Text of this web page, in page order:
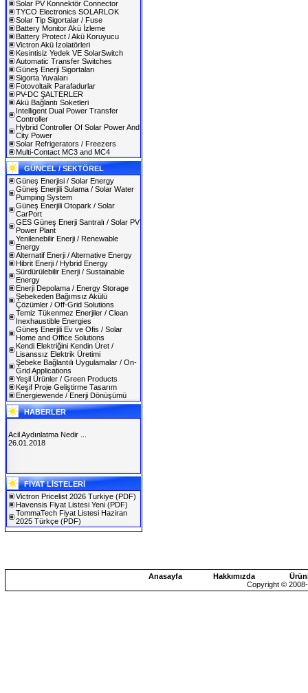
Solar PV Konnektör Connector
TYCO Electronics SOLARLOK
Solar Tip Sigortalar / Fuse
Battery Monitor Akü İzleme
Battery Protect / Akü Koruyucu
Victron Akü İzolatörleri
Kesintisiz Yedek VE SolarSwitch
Automatic Transfer Switches
Güneş Enerji Sigortaları
Sigorta Yuvaları
Fotovoltaik Parafadurlar
PV-DC ŞALTERLER
Akü Bağlantı Soketleri
Intelligent Dual Power Transfer
Controller
Hybrid Controller Of Solar Power And
City Power
Solar Refrigerators / Freezers
Multi-Contact MC3 and MC4
GÜNCEL / SEKTÖREL
Güneş Enerjisi / Solar Energy
Güneş Enerjili Sulama / Solar Water
Pumping System
Güneş Enerjili Otopark / Solar
CarPort
GES Güneş Enerji Santralı / Solar PV
Power Plant
Yenilenebilir Enerji / Renewable
Energy
Alternatif Enerji / Alternative Energy
Hibrit Enerji / Hybrid Energy
Sürdürülebilir Enerji / Sustainable
Energy
Enerji Depolama / Energy Storage
Şebekeden Bağımsız Akülü
Çözümler / Off-Grid Solutions
Temiz Tükenmez Enerjiler / Clean
Inexhaustible Energies
Güneş Enerjili Ev ve Ofis / Solar
Home and Office Solutions
Kendi Elektriğini Kendin Üret /
Lisanssız Elektrik Üretimi
Şebeke Bağlantılı Uygulamalar / On-
Grid Applications
Yeşil Ürünler / Green Products
Keşif Proje Geliştirme Tasarım
Energiewende / Enerji Dönüşümü
HABERLER
SOLAREX ISTANBUL 2019
30.01.2019
Acil Aydınlatma Nedir ...
26.01.2018
FİYAT LİSTELERİ
Victron Pricelist 2026 Turkiye (PDF)
Havensis Fiyat Listesi Yeni (PDF)
TommaTech Fiyat Listesi Haziran
2025 Türkçe (PDF)
Anasayfa Hakkımızda
Copyright ©